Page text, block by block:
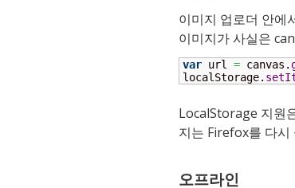
이미지 업로더 안에
이미지가 사실은
var url = canvas.
localStorage.
LocalStorage 지원
지는 Firefox를 다시
오프라인